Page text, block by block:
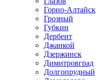
Горно-Алтайск
Грозный
Губкин
Дербент
Джанкой
Дзержинск
Димитровград
Долгопрудный